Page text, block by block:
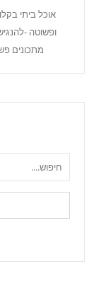
אוכל ביתי
ופשוטה -
מתכונים